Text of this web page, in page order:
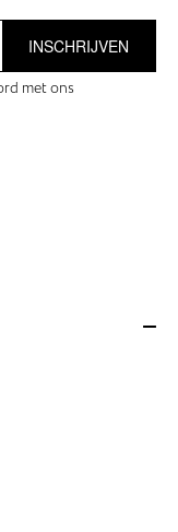
INSCHRIJVEN
met ons